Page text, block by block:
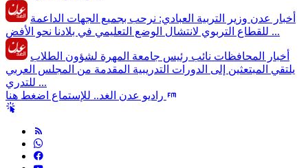
أخبار عدن وزير التربية العبادي: نرحب بجميع الجهات الداعمة
للقطاع التربوي لانتشال الوضع التعليمي في بلادنا نحو الأفض ...
أخبار المحافظات نائب رئيس جامعة المهرة لشؤون الطلاب
يلتقي المبتعثين إلى الدورات التدريبية المقدمة من المجلس العربي
للتدري ...